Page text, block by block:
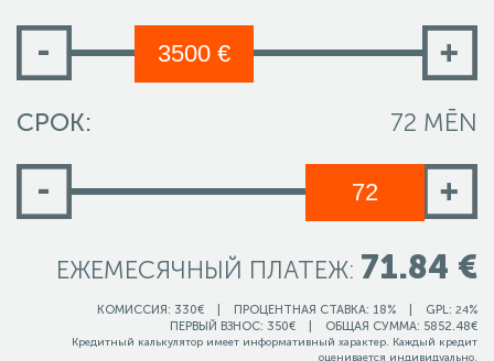
3500 €
СРОК: 72 MĒN
72
ЕЖЕМЕСЯЧНЫЙ ПЛАТЕЖ: 71.84 €
КОМИССИЯ: 330€ | ПРОЦЕНТНАЯ СТАВКА: 18% | GPL: 24%
ПЕРВЫЙ ВЗНОС: 350€ | ОБЩАЯ СУММА: 5852.48€
Кредитный калькулятор имеет информативный характер. Каждый кредит
оценивается индивидуально.